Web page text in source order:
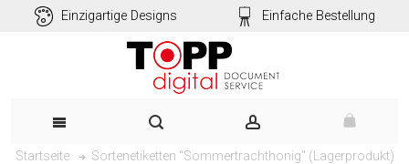
Einzigartige Designs Einfache Bestellung
Startseite Sortenetiketten "Sommertrachthonig" (Lagerprodukt)